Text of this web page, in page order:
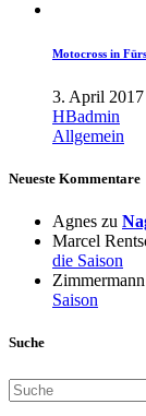
Motocross in
3. April 2017
HBadmin
Allgemein
Neueste Kommentare
Agnes zu
Marcel
die Saison
Zimmermann
Saison
Suche